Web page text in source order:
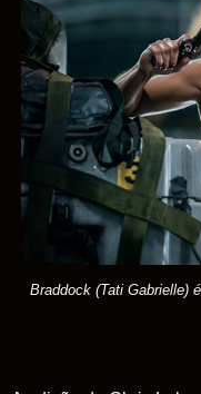
Braddock (Tati Gabrielle)